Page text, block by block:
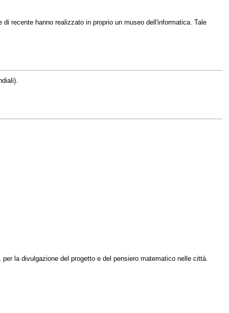
recente hanno realizzato in proprio un museo dell'informatica. Tale
la divulgazione del progetto e del pensiero matematico nelle città.